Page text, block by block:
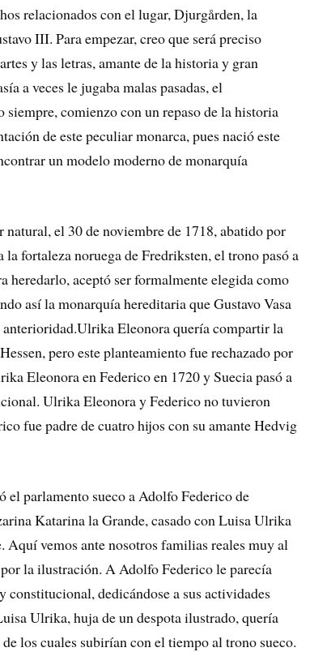
relacionados con el lugar, Djurgården, la
III. Para empezar, creo que será preciso
y las letras, amante de la historia y gran
a veces le jugaba malas pasadas, el
comienzo con un repaso de la historia
de este peculiar monarca, pues nació este
un modelo moderno de monarquía
el 30 de noviembre de 1718, abatido por
fortaleza noruega de Fredriksten, el trono pasó a
heredarlo, aceptó ser formalmente elegida como
así la monarquía hereditaria que Gustavo Vasa
anterioridad.Ulrika Eleonora quería compartir la
pero este planteamiento fue rechazado por
Eleonora en Federico en 1720 y Suecia pasó a
Ulrika Eleonora y Federico no tuvieron
fue padre de cuatro hijos con su amante Hedvig
parlamento sueco a Adolfo Federico de
Katarina la Grande, casado con Luisa Ulrika
Aquí vemos ante nosotros familias reales muy al
la ilustración. A Adolfo Federico le parecía
constitucional, dedicándose a sus actividades
Ulrika, huja de un despota ilustrado, quería
los cuales subirían con el tiempo al trono sueco.